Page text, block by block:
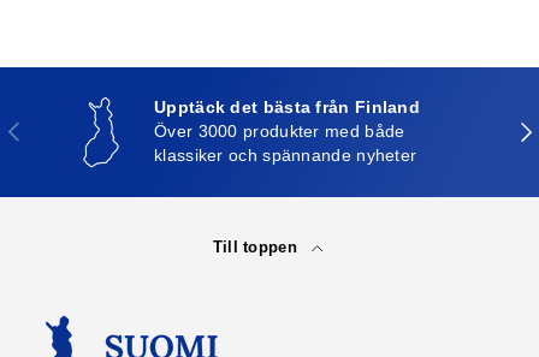
Tidigare
Upptäck det bästa från Finland
Över 3000 produkter med både
klassiker och spännande nyheter
Till toppen